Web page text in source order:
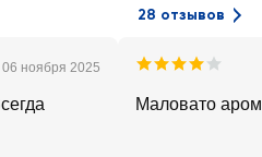
28 отзывов
06 ноября 2025
Маловато